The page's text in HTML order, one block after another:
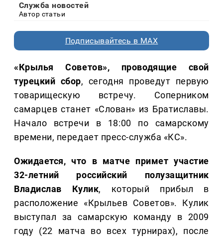
Служба новостей
Автор статьи
Подписывайтесь в MAX
«Крылья Советов», проводящие свой
турецкий сбор, сегодня проведут первую
товарищескую встречу. Соперником
самарцев станет «Слован» из Братиславы.
Начало встречи в 18:00 по самарскому
времени, передает пресс-служба «КС».
Ожидается, что в матче примет участие
32-летний российский полузащитник
Владислав Кулик, который прибыл в
расположение «Крыльев Советов». Кулик
выступал за самарскую команду в 2009
году (22 матча во всех турнирах), после